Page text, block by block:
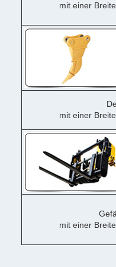
mit einer
mit einer
mit einer